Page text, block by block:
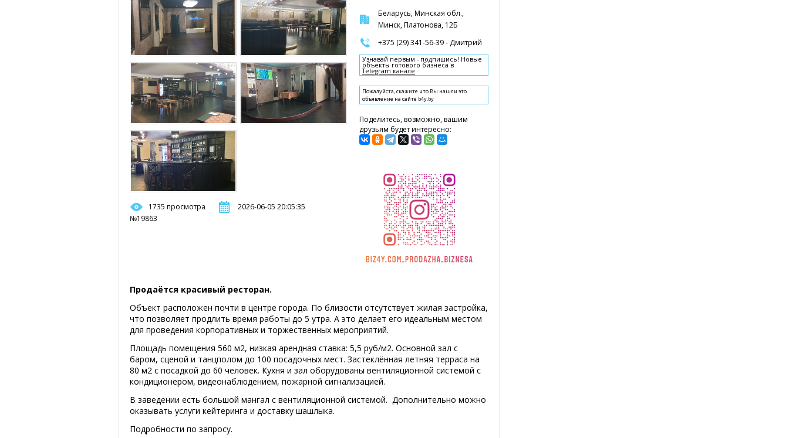
1735 просмотра
2026-06-05 20:05:35
№19863
Беларусь, Минская обл.,
Минск, Платонова, 12Б
+375 (29) 341-56-39 - Дмитрий
Узнавай первым - подпишись! Новые
объекты готового бизнеса в
Telegram канале
Пожалуйста, скажите что Вы нашли это
объявление на сайте b4y.by
Поделитесь, возможно, вашим
друзьям будет интересно:
Продаётся красивый ресторан.
Объект расположен почти в центре города. По близости отсутствует жилая застройка,
что позволяет продлить время работы до 5 утра. А это делает его идеальным местом
для проведения корпоративных и торжественных мероприятий.
Площадь помещения 560 м2, низкая арендная ставка: 5,5 руб/м2. Основной зал с
баром, сценой и танцполом до 100 посадочных мест. Застеклённая летняя терраса на
80 м2 с посадкой до 60 человек. Кухня и зал оборудованы вентиляционной системой с
кондиционером, видеонаблюдением, пожарной сигнализацией.
В заведении есть большой мангал с вентиляционной системой. Дополнительно можно
оказывать услуги кейтеринга и доставку шашлыка.
Подробности по запросу.